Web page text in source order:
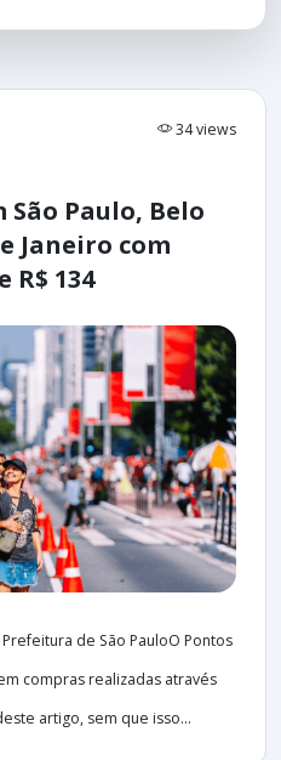
34 views
Paulo, Belo
Janeiro com
134
de São PauloO Pontos
compras realizadas através
artigo, sem que isso...